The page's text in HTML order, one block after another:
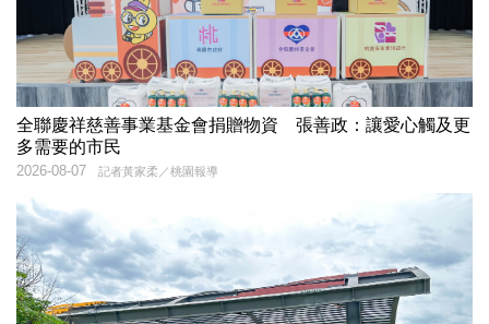
全聯慶祥慈善事業基金會捐贈物資 張善政：讓愛心觸及更
多需要的市民
記者黃家柔／桃園報導
2026-08-07